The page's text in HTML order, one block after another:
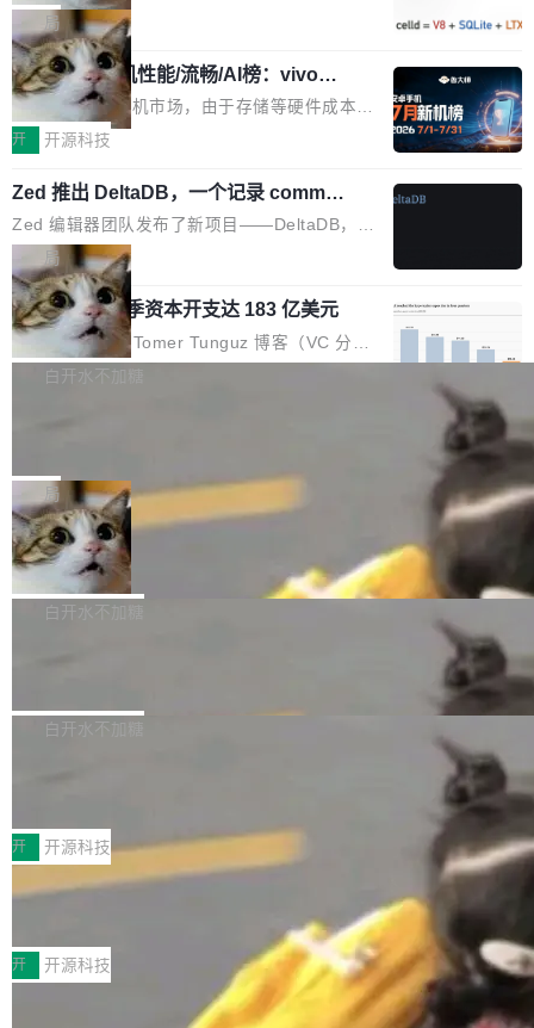
合。方案缺了、配置冲突了、全 null 了。要知道
哪些组合有效，作者说，你得靠"文档、校验、或
者部落知识"。 换个写法。Rust 的 enum，两个
变体：Switchable...
re OS，一个带连接器的聊天机器人，跟其他所
有科技公司做的一样。只不过，实际上它不一
样。这是 Sandstorm.io 的重制版，我十年前的
那个创业公司。不同的是，这次它构建在 Cloudf
lare Workers 上——我花了九年时间搭建的平台
——并且深度集成了 AI。这基本上是我十年秘密
计划的顶峰。 十年前，Ken...
目 Celld，一个能在自己机器上运行 Cloudflare
Workers 和 Durable Objects 的守护进程。 设
计思路很直接：每个对象是一个独立的 SQLite
数据库，按名称寻址，复制到你自己的 S3 兼容
存储库里。节点之间只通过这个存储库协调——
个小型数据库，应用天然按分片构建，单个数据
库的竞争和爆炸半径问题在设计层面就被消除
了。 闲置的 cell 会休眠到几乎不占资源。当 cel
l 迁移或唤醒时，新宿主从 S3 恢复 SQLite 数据
库继续执行。存储库是持久化的唯一真相...
局
鲁大师7月新机性能/流畅/AI榜：vivo夺
性能、流畅双第一，三星Galaxy Z系列
新折叠缺席
2026年7月的手机市场，由于存储等硬件成本暴
增，手机厂商的日子也不好过啊，新机速度明显
高价的三星折叠（三星Galaxy Z Fold8 Ultra / Z
Fold8 / Z Flip8）外，其余要么是中低端机器，
例如iQOO Z11i、REDMI Note 17、REDMI No
te 17 Pro、OPPO K15，要么是vivo X300 E这
样的次旗舰。 Galaxy Z Fold8 Ultra / Z Fold8 /
Z Flip8三款折叠屏新机均在7月22日发布，且全
部搭载骁龙8 Elite Gen5 for Galaxy，它们本该
开 开源科技
Zed 推出 DeltaDB，一个记录 commit
之间所有操作的版本控制系统
Zed 编辑器团队发布了新项目——DeltaDB，一
个在 git commit 之间记录每一次编辑操作的版
本控制系统。目前处于 Early Access 阶段。 De
ltaDB 的核心思路直接写在 landing page 最显
眼的位置：「Software is made between com
mits」——软件是在 commit 之间写出来的。git
是把这段空隙补上。 回退到任何一次编辑：Delt
aDB 捕获 commit 之间的每一次操作，...
局
SpaceXAI 单季资本开支达 183 亿美元
根据风险投资人Tomer Tunguz 博客（VC 分
析）披露的最新分析与第二季度业绩报告，Spac
微软同期总资本开支的四成。 与亚马逊、Alpha
bet、微软以及 Meta 等传统科技巨头相比，Spa
ceXAI的资金消耗速度尤为引人瞩目。然而，支
撑庞大支出的资金来源却呈现出截然不同的面
貌。数据显示，微软和 Meta 主要依托充沛的经
白开水不加糖
一个在终端里运行的编程 agent；Muse Spark
1.2，驱动这个 agent 的新模型。一句话概括：
你可以用 curl -fsSL https://dev.meta.ai/install.
sh | bash 安装一个能在大项目里自动规划、写
代码、验证结果的 AI 终端工具。 据介绍，Muse
个主 agent 循环，外加一组后台 agent。这些后
局
美团开源 LoHoSearch，用知识图谱校
准 AI 能力认知
机器出题的前提，是让机器拥有全局视野。整个
构建流程可以分为四个环节：建图 → 控制难度
白开水不加糖
库，并将作为transport接入Mooncake TENT。
MPComm将作为一种传输引擎接入Mooncake T
ENT，实现零拷贝传输性能提升30%、非零拷贝
传输性能最高提升5倍。UCL-MPComm底层基
于自研UCL-Engine通信引擎，后续腾讯网平将
持续开源更多基于UCL-Engine的高性能通信组
件。 腾讯网平团队在UCL-MPComm中实现了一
个独立于业务线程的全局通信引擎（Engine），
白开水不加糖
型案例入选名单》，深信服“面向企业研发场景的
开源 AI 编程平台 CoStrict 应用”凭借卓越的技术
创新与落地成效成功入选。 全链路私有化部署，
助力企业AI研发安全落地 当前，越来越多企业已
经开始引入 AI Coding 工具，通过调用公有云模
型或企业内部部署模型提升研发效率。但随着 AI
Coding 从个人辅助工具逐步走向团队级、组织
开 开源科技
深信服AI算力网关入选工信部人工智能
前不久，工业和信息化部正式发布《2025年人工
智能应用典型案例名单》，集中展示人工智能在
各领域的应用成果，覆盖技术底座、行业赋能、
产品应用、支撑保障、专题等五大方向。深信服
开 开源科技
Jeff Dean 离开 Google：一个时代的结